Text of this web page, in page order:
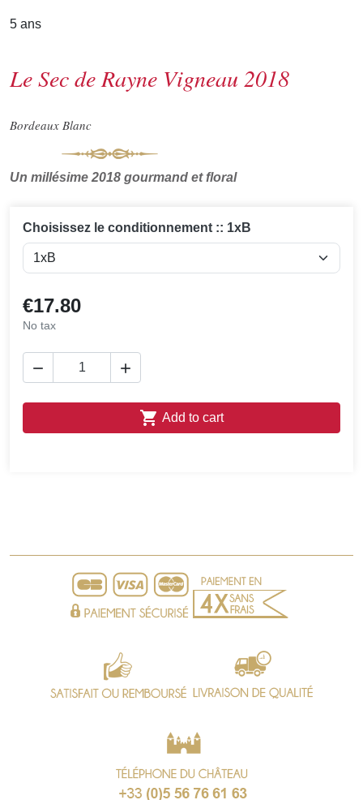
5 ans
Le Sec de Rayne Vigneau 2018
Bordeaux Blanc
Un millésime 2018 gourmand et floral
Choisissez le conditionnement :: 1xB
€17.80
No tax
 
 Add to cart